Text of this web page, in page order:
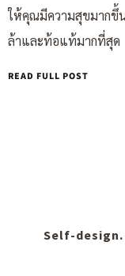
ให้คุณมีความสุขมากขึ้
ล้าและท้อแท้มากที่สุด
READ FULL POST
Self-